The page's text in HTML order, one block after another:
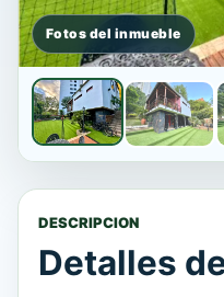
DESCRIPCION
Detalles